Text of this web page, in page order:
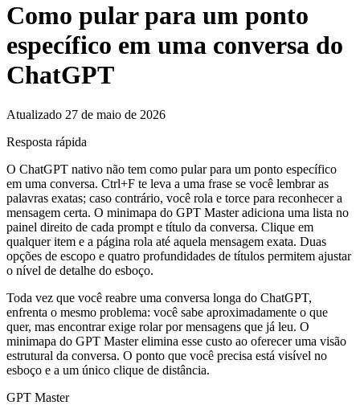
Como pular para um ponto
específico em uma conversa do
ChatGPT
Atualizado 27 de maio de 2026
Resposta rápida
O ChatGPT nativo não tem como pular para um ponto específico
em uma conversa. Ctrl+F te leva a uma frase se você lembrar as
palavras exatas; caso contrário, você rola e torce para reconhecer a
mensagem certa. O minimapa do GPT Master adiciona uma lista no
painel direito de cada prompt e título da conversa. Clique em
qualquer item e a página rola até aquela mensagem exata. Duas
opções de escopo e quatro profundidades de títulos permitem ajustar
o nível de detalhe do esboço.
Toda vez que você reabre uma conversa longa do ChatGPT,
enfrenta o mesmo problema: você sabe aproximadamente o que
quer, mas encontrar exige rolar por mensagens que já leu. O
minimapa do GPT Master elimina esse custo ao oferecer uma visão
estrutural da conversa. O ponto que você precisa está visível no
esboço e a um único clique de distância.
GPT Master